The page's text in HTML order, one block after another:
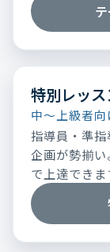
特別レッ
中～上級者向
指導員・準
企画が勢揃
で上達できま